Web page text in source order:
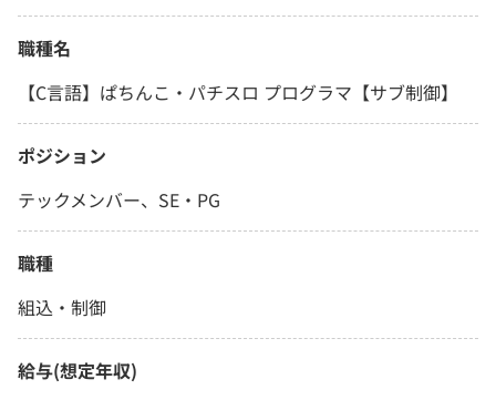
職種名
【C言語】ぱちんこ・パチスロ プログラマ【サブ制御】
ポジション
テックメンバー、SE・PG
職種
組込・制御
給与(想定年収)